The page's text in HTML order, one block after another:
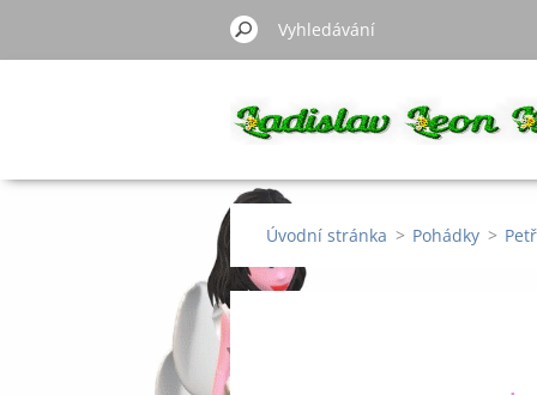
Úvodní stránka > Pohádky >